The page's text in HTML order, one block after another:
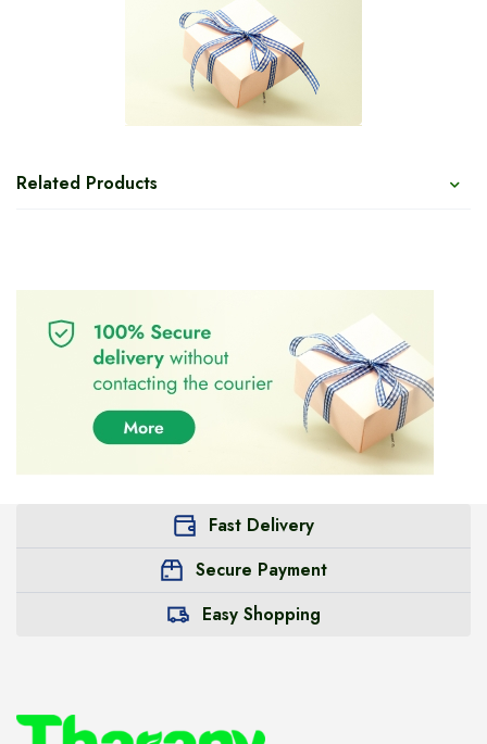
Related Products
Fast Delivery
Secure Payment
Easy Shopping